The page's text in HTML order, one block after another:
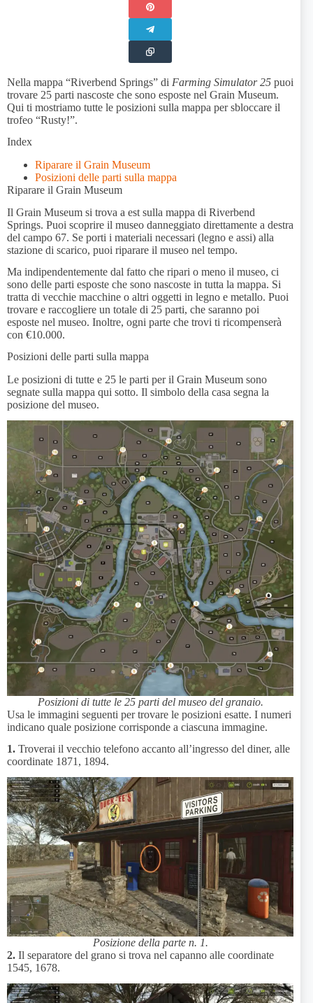
Nella mappa “Riverbend Springs” di Farming Simulator 25 puoi
trovare 25 parti nascoste che sono esposte nel Grain Museum.
Qui ti mostriamo tutte le posizioni sulla mappa per sbloccare il
trofeo “Rusty!”.
Index
Riparare il Grain Museum
Posizioni delle parti sulla mappa
Riparare il Grain Museum
Il Grain Museum si trova a est sulla mappa di Riverbend
Springs. Puoi scoprire il museo danneggiato direttamente a destra
del campo 67. Se porti i materiali necessari (legno e assi) alla
stazione di scarico, puoi riparare il museo nel tempo.
Ma indipendentemente dal fatto che ripari o meno il museo, ci
sono delle parti esposte che sono nascoste in tutta la mappa. Si
tratta di vecchie macchine o altri oggetti in legno e metallo. Puoi
trovare e raccogliere un totale di 25 parti, che saranno poi
esposte nel museo. Inoltre, ogni parte che trovi ti ricompenserà
con €10.000.
Posizioni delle parti sulla mappa
Le posizioni di tutte e 25 le parti per il Grain Museum sono
segnate sulla mappa qui sotto. Il simbolo della casa segna la
posizione del museo.
Posizioni di tutte le 25 parti del museo del granaio.
Usa le immagini seguenti per trovare le posizioni esatte. I numeri
indicano quale posizione corrisponde a ciascuna immagine.
1. Troverai il vecchio telefono accanto all’ingresso del diner, alle
coordinate 1871, 1894.
Posizione della parte n. 1.
2. Il separatore del grano si trova nel capanno alle coordinate
1545, 1678.